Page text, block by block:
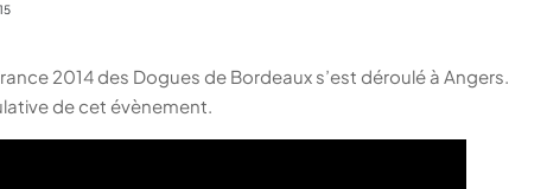
2014 des Dogues de Bordeaux s’est déroulé à Angers.
de cet évènement.